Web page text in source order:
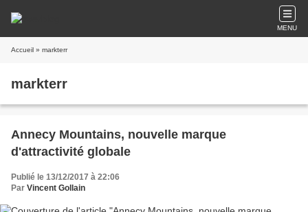
MENU
Accueil » markterr
markterr
Annecy Mountains, nouvelle marque
d'attractivité globale
Publié le 13/12/2017 à 22:06
Par Vincent Gollain